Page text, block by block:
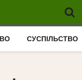
СУСПІЛЬСТВО